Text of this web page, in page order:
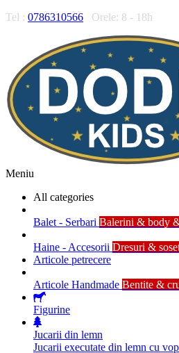
Tel : 0786310566 Orele: 8 - 18h
Meniu
All categories
Balet - Serbari Balerini & body
Haine - Accesorii Dresuri &
Articole petrecere
Articole Handmade Bentite &
Figurine
Jucarii din lemn
Jucarii executate din lemn cu